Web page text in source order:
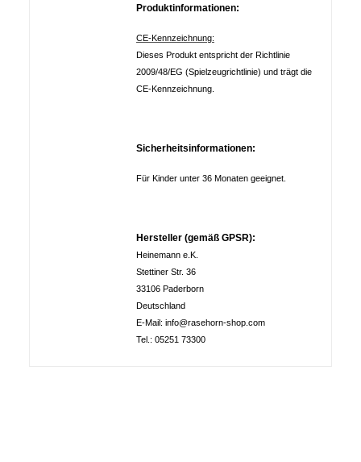
Produktinformationen:
CE-Kennzeichnung:
Dieses Produkt entspricht der Richtlinie
2009/48/EG (Spielzeugrichtlinie) und trägt die
CE-Kennzeichnung.
Sicherheitsinformationen:
Für Kinder unter 36 Monaten geeignet.
Hersteller (gemäß GPSR):
Heinemann e.K.
Stettiner Str. 36
33106 Paderborn
Deutschland
E-Mail: info@rasehorn-shop.com
Tel.: 05251 73300